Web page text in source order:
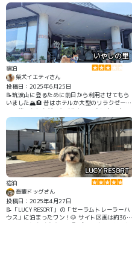
があり安心して楽しめます。 ドッグランにはわ
んこが乗れるラジコンもありうちの子は喜んで
乗っていました。
いやしの里
宿泊
柴犬イエティさん
投稿日：2025年6月25日
📝筑波山に登るために前日から利用させてもら
いました🏔️🏨 昔はホテルか大型のリラクゼーシ
ョン施設か何かだった建物を、ご夫婦お二人で
運営されているような雰囲気です♨️ 民宿かと思
って伺ったら意外と立派な建物でした😃
LUCY RESORT
宿泊
吾輩ドッグさん
投稿日：2025年4月27日
📝「LUCY RESORT」の「セーラムトレーラーハ
ウス」に泊まったワン！🐶 サイト区画は約365
㎡で、とにかく大きい！😲 パーソナルエリアに